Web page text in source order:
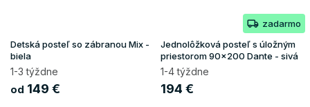
Detská posteľ so zábranou Mix -
biela
1-3 týždne
od 149 €
zadarmo
Jednolôžková posteľ s úložným
priestorom 90x200 Dante - sivá
1-4 týždne
194 €